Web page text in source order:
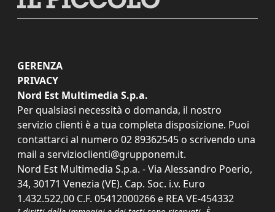
GERENZA
PRIVACY
Nord Est Multimedia S.p.a.
Per qualsiasi necessità o domanda, il nostro
servizio clienti è a tua completa disposizione. Puoi
contattarci al numero 02 89362545 o scrivendo una
mail a servizioclienti@grupponem.it.
Nord Est Multimedia S.p.a. - Via Alessandro Poerio,
34, 30171 Venezia (VE). Cap. Soc. i.v. Euro
1.432.522,00 C.F. 05412000266 e REA VE-454332